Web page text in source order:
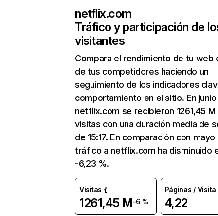
netflix.com
Tráfico y participación de
visitantes
Compara el rendimiento de tu web
de tus competidores haciendo un
seguimiento de los indicadores
comportamiento en el sitio. En junio
netflix.com se recibieron 1261,45 M
visitas con una duración media de
de 15:17. En comparación con mayo
tráfico a netflix.com ha disminuido
-6,23 %.
Visitas
1261,45 M-6 %
Páginas / Visita
4,22